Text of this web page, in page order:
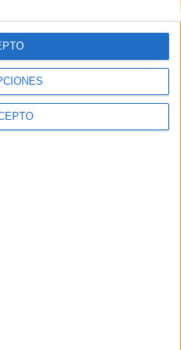
por registrarte te daremos
con 100 consejos para tu